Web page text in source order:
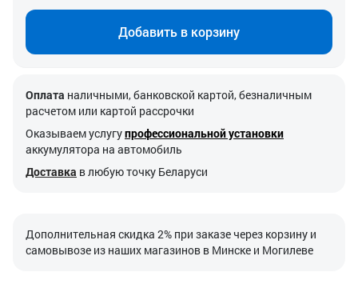
Добавить в корзину
Оплата наличными, банковской картой, безналичным
расчетом или картой рассрочки
Оказываем услугупрофессиональной установки
аккумулятора на автомобиль
Доставка в любую точку Беларуси
Дополнительная скидка 2% при заказе через корзину и
самовывозе из наших магазинов в Минске и Могилеве